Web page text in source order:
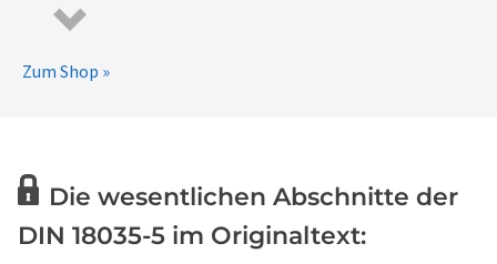
Zum Shop »
Die wesentlichen Abschnitte der
DIN 18035-5 im Originaltext: